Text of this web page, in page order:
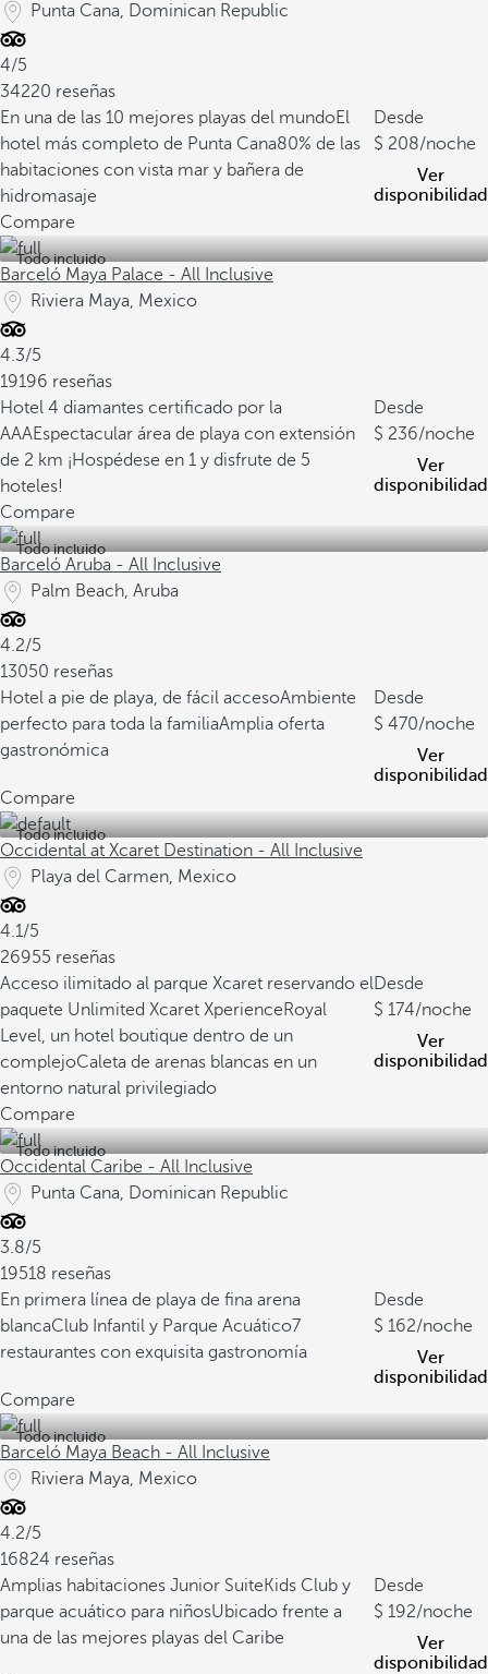
Punta Cana, Dominican Republic
4/5
34220 reseñas
En una de las 10 mejores playas del mundoEl
hotel más completo de Punta Cana80% de las
habitaciones con vista mar y bañera de
hidromasaje
Desde
208/noche
Ver
disponibilidad
Compare
Todo incluido
Barceló Maya Palace - All Inclusive
Riviera Maya, Mexico
4.3/5
19196 reseñas
Hotel 4 diamantes certificado por la
AAAEspectacular área de playa con extensión
de 2 km ¡Hospédese en 1 y disfrute de 5
hoteles!
Desde
236/noche
Ver
disponibilidad
Compare
Todo incluido
Barceló Aruba - All Inclusive
Palm Beach, Aruba
4.2/5
13050 reseñas
Hotel a pie de playa, de fácil accesoAmbiente
perfecto para toda la familiaAmplia oferta
gastronómica
Desde
470/noche
Ver
disponibilidad
Compare
Todo incluido
Occidental at Xcaret Destination - All Inclusive
Playa del Carmen, Mexico
4.1/5
26955 reseñas
Acceso ilimitado al parque Xcaret reservando el
paquete Unlimited Xcaret XperienceRoyal
Level, un hotel boutique dentro de un
complejoCaleta de arenas blancas en un
entorno natural privilegiado
Desde
174/noche
Ver
disponibilidad
Compare
Todo incluido
Occidental Caribe - All Inclusive
Punta Cana, Dominican Republic
3.8/5
19518 reseñas
En primera línea de playa de fina arena
blancaClub Infantil y Parque Acuático7
restaurantes con exquisita gastronomía
Desde
162/noche
Ver
disponibilidad
Compare
Todo incluido
Barceló Maya Beach - All Inclusive
Riviera Maya, Mexico
4.2/5
16824 reseñas
Amplias habitaciones Junior SuiteKids Club y
parque acuático para niñosUbicado frente a
una de las mejores playas del Caribe
Desde
192/noche
Ver
disponibilidad